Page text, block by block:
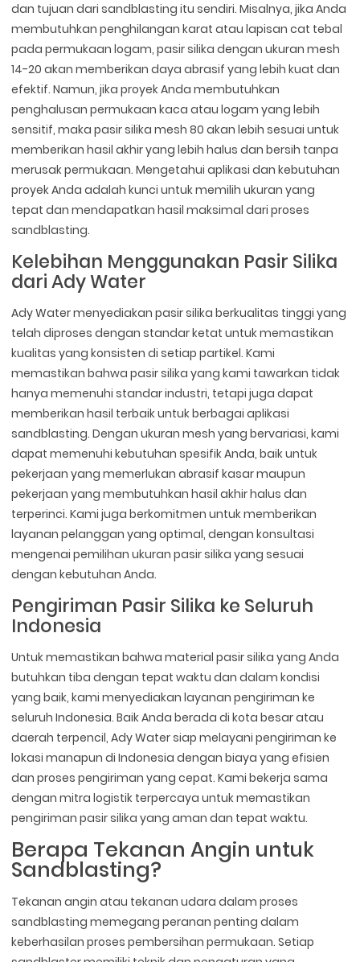
dan tujuan dari sandblasting itu sendiri. Misalnya, jika Anda
membutuhkan penghilangan karat atau lapisan cat tebal
pada permukaan logam, pasir silika dengan ukuran mesh
14-20 akan memberikan daya abrasif yang lebih kuat dan
efektif. Namun, jika proyek Anda membutuhkan
penghalusan permukaan kaca atau logam yang lebih
sensitif, maka pasir silika mesh 80 akan lebih sesuai untuk
memberikan hasil akhir yang lebih halus dan bersih tanpa
merusak permukaan. Mengetahui aplikasi dan kebutuhan
proyek Anda adalah kunci untuk memilih ukuran yang
tepat dan mendapatkan hasil maksimal dari proses
sandblasting.
Kelebihan Menggunakan Pasir Silika
dari Ady Water
Ady Water menyediakan pasir silika berkualitas tinggi yang
telah diproses dengan standar ketat untuk memastikan
kualitas yang konsisten di setiap partikel. Kami
memastikan bahwa pasir silika yang kami tawarkan tidak
hanya memenuhi standar industri, tetapi juga dapat
memberikan hasil terbaik untuk berbagai aplikasi
sandblasting. Dengan ukuran mesh yang bervariasi, kami
dapat memenuhi kebutuhan spesifik Anda, baik untuk
pekerjaan yang memerlukan abrasif kasar maupun
pekerjaan yang membutuhkan hasil akhir halus dan
terperinci. Kami juga berkomitmen untuk memberikan
layanan pelanggan yang optimal, dengan konsultasi
mengenai pemilihan ukuran pasir silika yang sesuai
dengan kebutuhan Anda.
Pengiriman Pasir Silika ke Seluruh
Indonesia
Untuk memastikan bahwa material pasir silika yang Anda
butuhkan tiba dengan tepat waktu dan dalam kondisi
yang baik, kami menyediakan layanan pengiriman ke
seluruh Indonesia. Baik Anda berada di kota besar atau
daerah terpencil, Ady Water siap melayani pengiriman ke
lokasi manapun di Indonesia dengan biaya yang efisien
dan proses pengiriman yang cepat. Kami bekerja sama
dengan mitra logistik terpercaya untuk memastikan
pengiriman pasir silika yang aman dan tepat waktu.
Berapa Tekanan Angin untuk
Sandblasting?
Tekanan angin atau tekanan udara dalam proses
sandblasting memegang peranan penting dalam
keberhasilan proses pembersihan permukaan. Setiap